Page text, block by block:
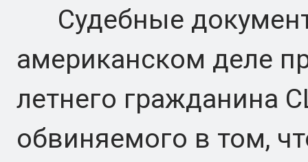
Судебные
американском деле
летнего гражданина
обвиняемого в том,